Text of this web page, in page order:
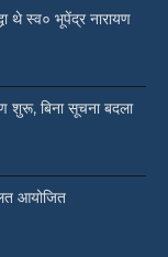
थे स्व० भूपेंद्र नारायण
शुरू, बिना सूचना बदला
आयोजित